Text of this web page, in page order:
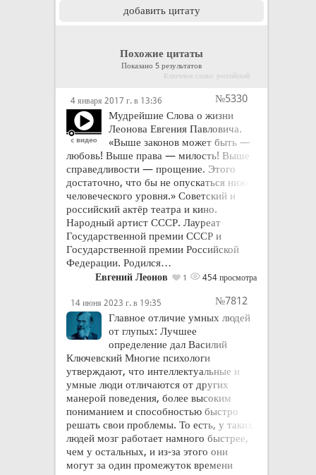
добавить цитату
Похожие цитаты
Показано 5 результатов
Ключевое слово: российский
4 января 2017 г. в 13:36
№5330
Мудрейшие Слова о жизни
Леонова Евгения Павловича.
«Выше законов может быть —
любовь! Выше права — милость! Выше
справедливости — прощение. Этого
достаточно, что бы не опускаться ниже
человеческого уровня.» Советский и
российский актёр театра и кино.
Народный артист СССР. Лауреат
Государственной премии СССР и
Государственной премии Российской
Федерации. Родился…
Евгений Леонов 1 454 просмотра
14 июня 2023 г. в 19:35
№7812
Главное отличие умных людей
от глупых: Лучшее
определение дал Василий
Ключевский Многие психологи
утверждают, что интеллектуальные и
умные люди отличаются от других
манерой поведения, более высоким
пониманием и способностью быстро
решать свои проблемы. То есть, у таких
людей мозг работает намного быстрее,
чем у остальных, и из-за этого они
могут за один промежуток времени